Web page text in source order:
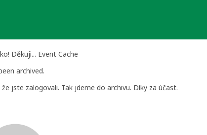
Děkuji... Event Cache
archived.
jste zalogovali. Tak jdeme do archivu. Díky za účast.